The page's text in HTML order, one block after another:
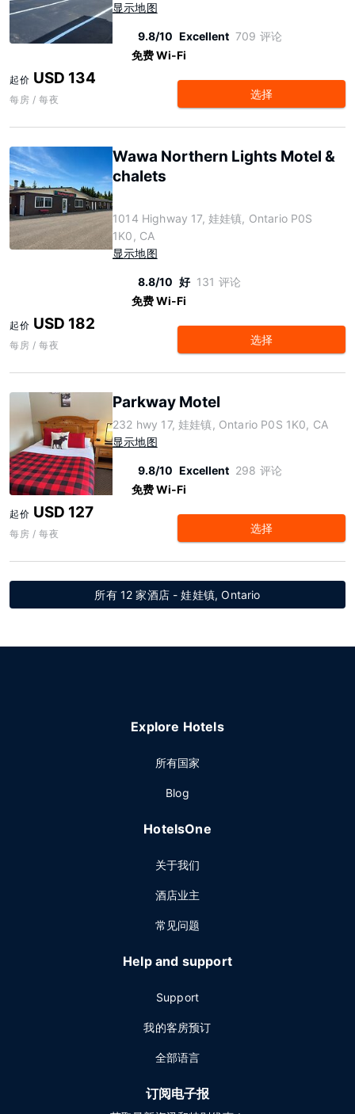
显示地图
9.8/10 Excellent 709 评论
免费 Wi-Fi
起价 USD 134
每房 / 每夜 选择
Wawa Northern Lights Motel &
chalets
1014 Highway 17, 娃娃镇, Ontario P0S
1K0, CA
显示地图
8.8/10 好 131 评论
免费 Wi-Fi
起价 USD 182
每房 / 每夜 选择
Parkway Motel
232 hwy 17, 娃娃镇, Ontario P0S 1K0, CA
显示地图
9.8/10 Excellent 298 评论
免费 Wi-Fi
起价 USD 127
每房 / 每夜 选择
所有 12 家酒店 - 娃娃镇, Ontario
Explore Hotels
所有国家
Blog
HotelsOne
关于我们
酒店业主
常见问题
Help and support
Support
我的客房预订
全部语言
订阅电子报